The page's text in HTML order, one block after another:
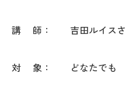
講 師： 吉田ルイスさ
対 象： どなたでも